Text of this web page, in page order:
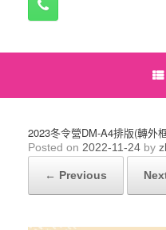
2023冬令營DM-A4排版(轉外
Posted on 2022-11-24 by
← Previous